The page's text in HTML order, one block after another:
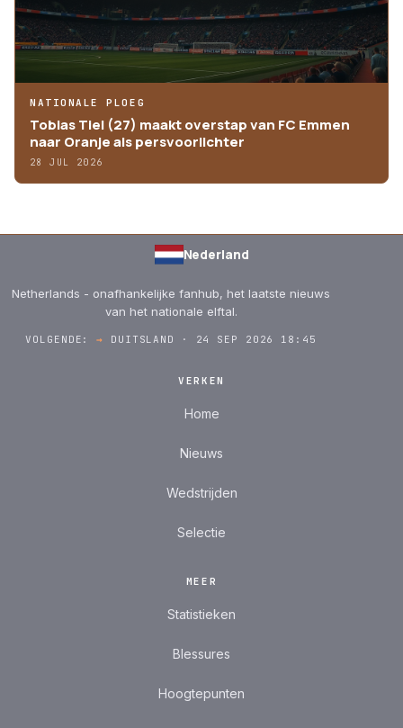
NATIONALE PLOEG
Tobias Tiel (27) maakt overstap van FC Emmen
naar Oranje als persvoorlichter
28 JUL 2026
Nederland
Netherlands - onafhankelijke fanhub, het laatste nieuws
van het nationale elftal.
VOLGENDE:→ DUITSLAND · 24 SEP 2026 18:45
VERKEN
Home
Nieuws
Wedstrijden
Selectie
MEER
Statistieken
Blessures
Hoogtepunten